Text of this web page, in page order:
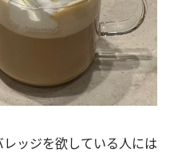
ッジを欲している人には